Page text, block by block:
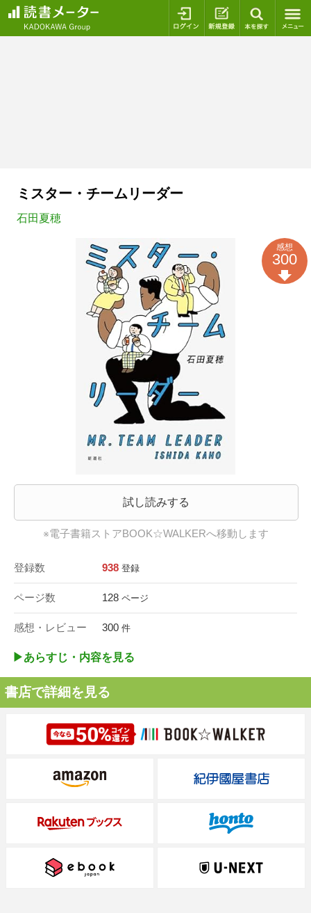
ログイン 新規登録
ミスター・チームリーダー
石田夏穂
試し読みする
※電子書籍ストアBOOK☆WALKERへ移動します
登録数 938 登録
ページ数 128 ページ
感想・レビュー 300 件
感想
300
▶︎あらすじ・内容を見る
書店で詳細を見る